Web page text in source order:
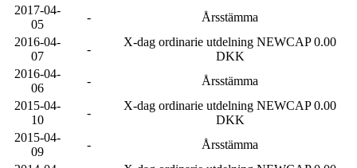
2017-04-
05
-
Årsstämma
2016-04-
07
-
X-dag ordinarie utdelning NEWCAP 0.00
DKK
2016-04-
06
-
Årsstämma
2015-04-
10
-
X-dag ordinarie utdelning NEWCAP 0.00
DKK
2015-04-
09
-
Årsstämma